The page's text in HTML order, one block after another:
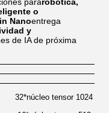
o
Nanoentrega
y
de IA de próxima
32*núcleo tensor 1024